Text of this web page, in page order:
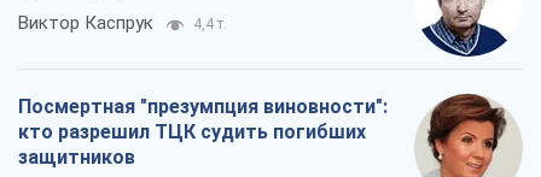
Виктор Каспрук 4,4 т.
Посмертная "презумпция виновности":
кто разрешил ТЦК судить погибших
защитников